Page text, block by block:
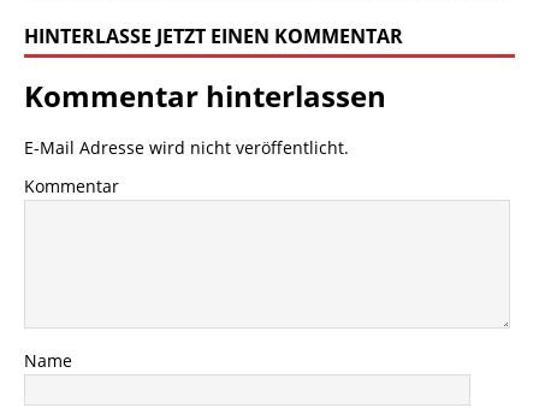
HINTERLASSE JETZT EINEN KOMMENTAR
Kommentar hinterlassen
E-Mail Adresse wird nicht veröffentlicht.
Kommentar
Name